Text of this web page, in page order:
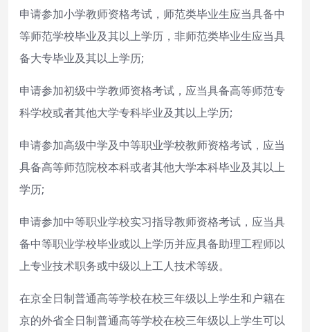
申请参加小学教师资格考试，师范类毕业生应当具备中
等师范学校毕业及其以上学历，非师范类毕业生应当具
备大专毕业及其以上学历;
申请参加初级中学教师资格考试，应当具备高等师范专
科学校或者其他大学专科毕业及其以上学历;
申请参加高级中学及中等职业学校教师资格考试，应当
具备高等师范院校本科或者其他大学本科毕业及其以上
学历;
申请参加中等职业学校实习指导教师资格考试，应当具
备中等职业学校毕业或以上学历并应具备助理工程师以
上专业技术职务或中级以上工人技术等级。
在京全日制普通高等学校在校三年级以上学生和户籍在
京的外省全日制普通高等学校在校三年级以上学生可以